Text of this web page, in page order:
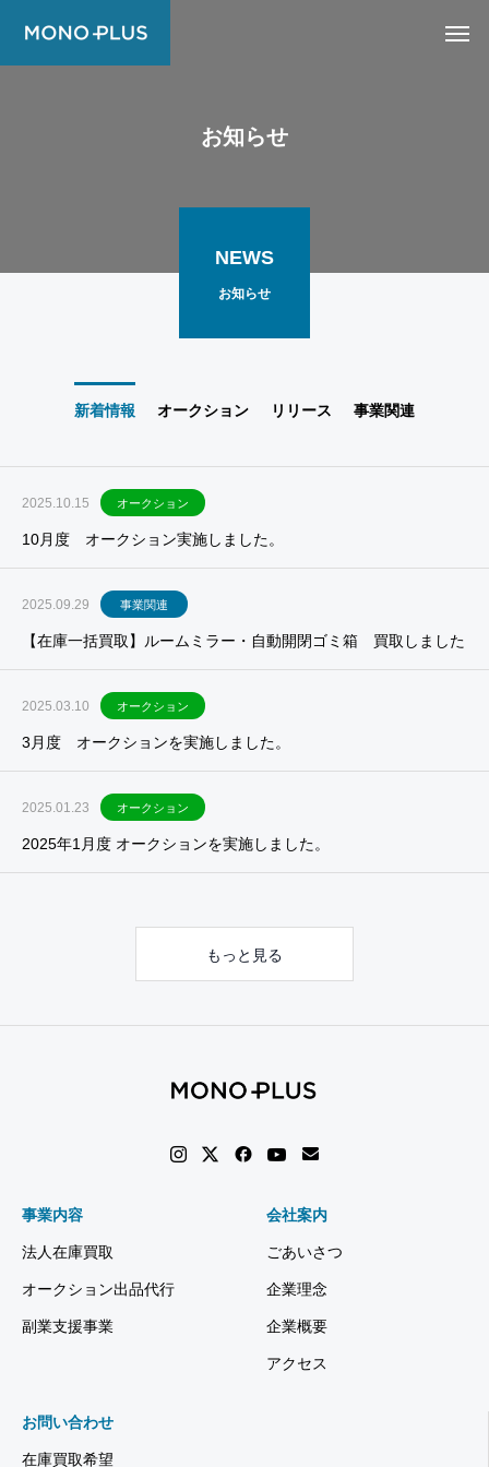
お知らせ
NEWS
お知らせ
新着情報 オークション リリース 事業関連
2025.10.15 オークション
10月度 オークション実施しました。
2025.09.29 事業関連
【在庫一括買取】ルームミラー・自動開閉ゴミ箱 買取しました
2025.03.10 オークション
3月度 オークションを実施しました。
2025.01.23 オークション
2025年1月度 オークションを実施しました。
もっと見る
事業内容
法人在庫買取
オークション出品代行
副業支援事業
会社案内
ごあいさつ
企業理念
企業概要
アクセス
お問い合わせ
在庫買取希望